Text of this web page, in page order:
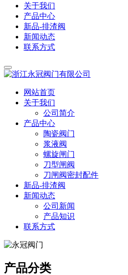
关于我们
产品中心
新品-排渣阀
新闻动态
联系方式
网站首页
关于我们
公司简介
产品中心
陶瓷阀门
浆液阀
螺旋闸门
刀型闸阀
刀闸阀密封配件
新品-排渣阀
新闻动态
公司新闻
产品知识
联系方式
产品分类